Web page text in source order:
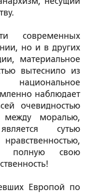
современных
но и в других
материальное
вытеснило из
наблюдает
очевидностью
между моралью,
сутью
полную свою
Европой по